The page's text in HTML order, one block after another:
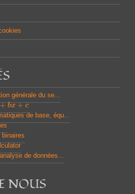
générale du se...
+ bx + c
bx +c
de base, équ...
de données...
NOUS